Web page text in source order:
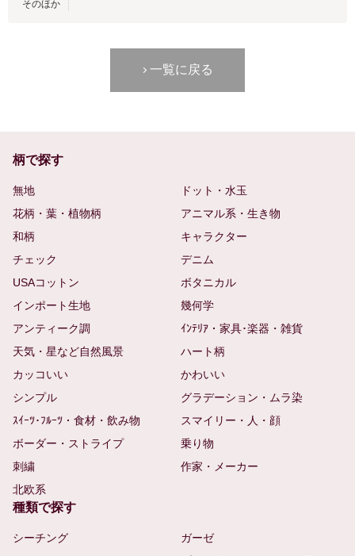
そのほか
一覧に戻る
柄で探す
無地
ドット・水玉
花柄・葉・植物柄
アニマル系・生き物
和柄
キャラクター
チェック
デニム
USAコットン
ボタニカル
インポート生地
幾何学
アンティーク調
ｲﾝﾃﾘｱ・家具･楽器・雑貨
天気・星など自然風景
ハート柄
カッコいい
かわいい
シンプル
グラデーション・ムラ染
ｽｲｰﾂ･ﾌﾙｰﾂ・食材・飲み物
スマイリー・人・顔
ボーダー・ストライプ
乗り物
刺繍
作家・メーカー
北欧系
種類で探す
シーチング
ガーゼ